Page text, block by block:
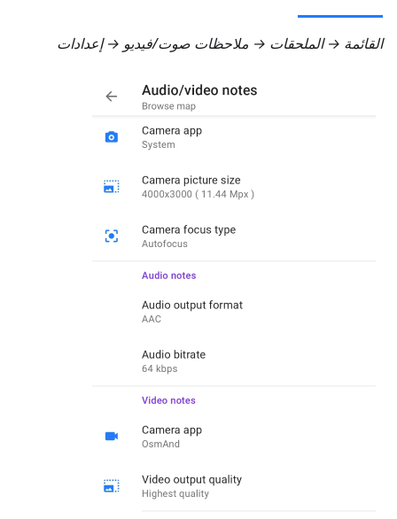
القائمة → الملحقات → ملاحظات صوت/فيديو → إعدادات